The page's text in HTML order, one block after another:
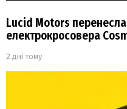
Lucid Motors перенесла
електрокросовера
2 дні тому